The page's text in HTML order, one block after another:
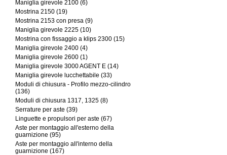
Maniglia girevole 2100 (6)
Mostrina 2150 (19)
Mostrina 2153 con presa (9)
Maniglia girevole 2225 (10)
Mostrina con fissaggio a klips 2300 (15)
Maniglia girevole 2400 (4)
Maniglia girevole 2600 (1)
Maniglia girevole 3000 AGENT E (14)
Maniglia girevole lucchettabile (33)
Moduli di chiusura - Profilo mezzo-cilindro
(136)
Moduli di chiusura 1317, 1325 (8)
Serrature per aste (39)
Linguette e propulsori per aste (67)
Aste per montaggio all'esterno della
guarnizione (95)
Aste per montaggio all'interno della
guarnizione (167)